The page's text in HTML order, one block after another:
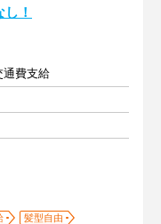
！
通費支給
髪型自由